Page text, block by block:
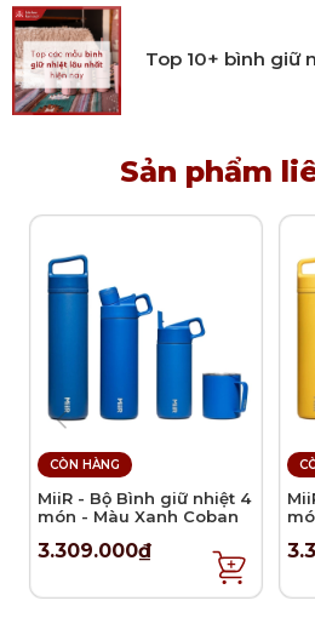
Sản phẩm chuyên dùng
miệng.
Sử dụng hàng ngày hoặc
tiệc.
Khuyến khích vệ sinh sản
Bảo quản sản phẩm nơi
Top 10+ bình giữ
Sản phẩm
CÒN HÀNG
MiiR - Bộ Bình giữ nhiệt 4
món - Màu Xanh Coban
3.309.000₫